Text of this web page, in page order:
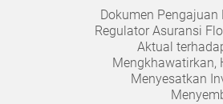
Dokumen
Regulator Asuransi
Aktual
Mengkhawatirkan,
Menyesatkan